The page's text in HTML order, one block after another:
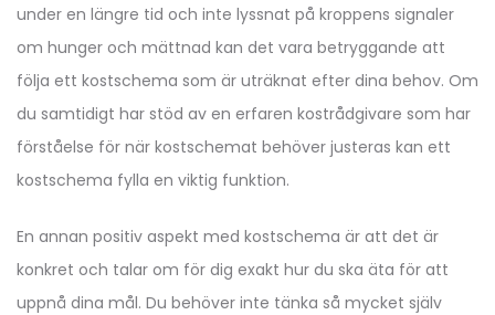
under en längre tid och inte lyssnat på kroppens signaler
om hunger och mättnad kan det vara betryggande att
följa ett kostschema som är uträknat efter dina behov. Om
du samtidigt har stöd av en erfaren kostrådgivare som har
förståelse för när kostschemat behöver justeras kan ett
kostschema fylla en viktig funktion.
En annan positiv aspekt med kostschema är att det är
konkret och talar om för dig exakt hur du ska äta för att
uppnå dina mål. Du behöver inte tänka så mycket själv